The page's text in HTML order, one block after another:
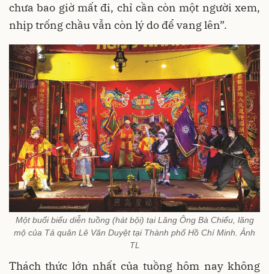
chưa bao giờ mất đi, chỉ cần còn một người xem,
nhịp trống chầu vẫn còn lý do để vang lên”.
Một buổi biểu diễn tuồng (hát bội) tại Lăng Ông Bà Chiểu, lăng
mộ của Tả quân Lê Văn Duyệt tại Thành phố Hồ Chí Minh. Ảnh
TL
Thách thức lớn nhất của tuồng hôm nay không